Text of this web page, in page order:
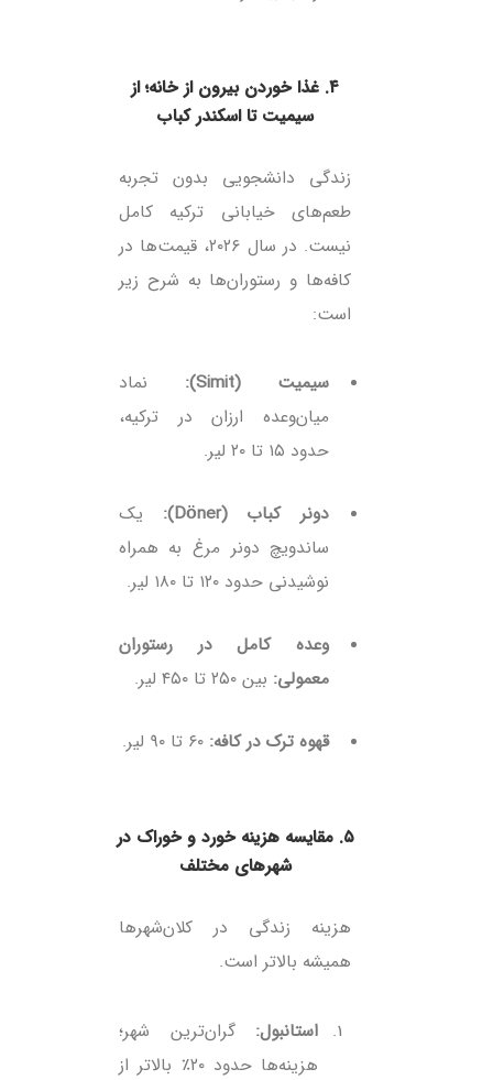
۴. غذا خوردن بیرون از خانه؛ از
سیمیت تا اسکندر کباب
زندگی دانشجویی بدون تجربه
طعم‌های خیابانی ترکیه کامل
نیست. در سال ۲۰۲۶، قیمت‌ها در
کافه‌ها و رستوران‌ها به شرح زیر
است:
سیمیت (Simit):
نماد
میان‌وعده ارزان در ترکیه،
حدود ۱۵ تا ۲۰ لیر.
دونر کباب (Döner):
یک
ساندویچ دونر مرغ به همراه
نوشیدنی حدود ۱۲۰ تا ۱۸۰ لیر.
وعده کامل در رستوران
معمولی: بین ۲۵۰ تا ۴۵۰ لیر.
قهوه ترک در کافه:
۵. مقایسه هزینه خورد و خوراک در
شهرهای مختلف
هزینه زندگی در کلان‌شهرها
همیشه بالاتر است.
استانبول: گران‌ترین شهر؛
هزینه‌ها حدود ۲۰٪ بالاتر از